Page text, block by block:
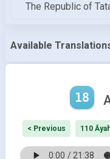
The Republiс of
Available
18
< Previous 110